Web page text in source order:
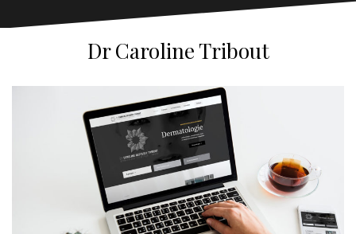
Dr Caroline Tribout